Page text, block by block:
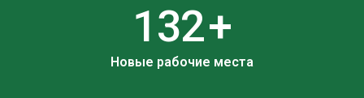
162+
Новые рабочие места